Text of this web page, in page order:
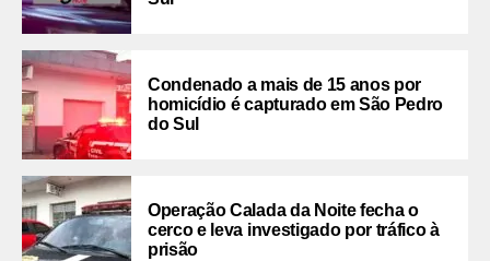
Condenado a mais de 15 anos por
homicídio é capturado em São Pedro
do Sul
Operação Calada da Noite fecha o
cerco e leva investigado por tráfico à
prisão